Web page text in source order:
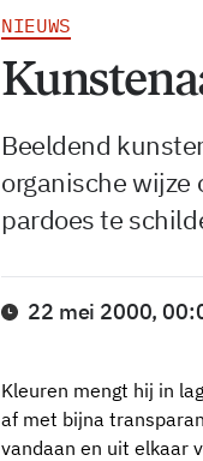
NIEUWS
Beeldend
organische wijze
pardoes te
22 mei 2000,
Kleuren mengt hij in
af met bijna
vandaan en uit elkaar